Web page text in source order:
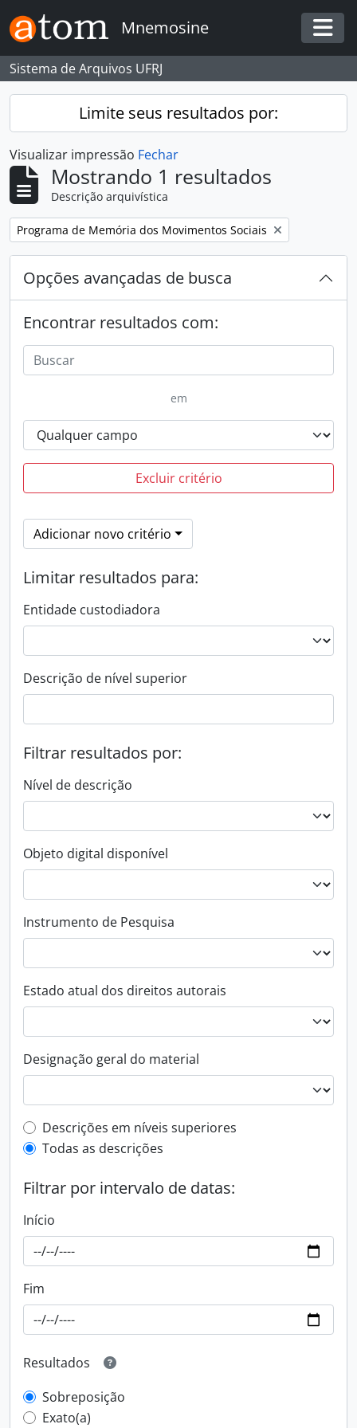
Skip to main content
Mnemosine
Sistema de Arquivos UFRJ
Limite seus resultados por:
Visualizar impressão Fechar
Mostrando 1 resultados
Descrição arquivística
Remover filtro:
Programa de Memória dos Movimentos Sociais
Opções avançadas de busca
Encontrar resultados com:
em
Excluir critério
Adicionar novo critério
Limitar resultados para:
Entidade custodiadora
Descrição de nível superior
Filtrar resultados por:
Nível de descrição
Objeto digital disponível
Instrumento de Pesquisa
Estado atual dos direitos autorais
Designação geral do material
Filtro de descrição de nível superior
Descrições em níveis superiores
Todas as descrições
Filtrar por intervalo de datas:
Início
Fim
Resultados
Sobreposição
Exato(a)